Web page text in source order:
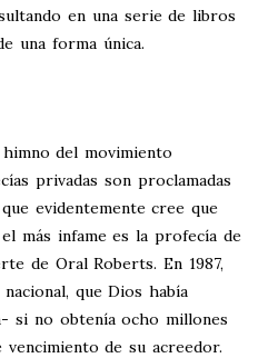
en una serie de libros
una forma única.
del movimiento
privadas son proclamadas
evidentemente cree que
más infame es la profecía de
de Oral Roberts. En 1987,
que Dios había
si no obtenía ocho millones
de su acreedor.